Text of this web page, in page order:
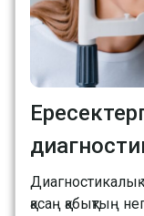
қасаң қабықтың